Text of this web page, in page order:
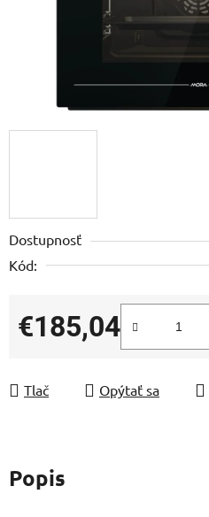
Dostupnosť
Kód:
€185,04
Jednotková cena:
Tlač Opýtať sa
Popis